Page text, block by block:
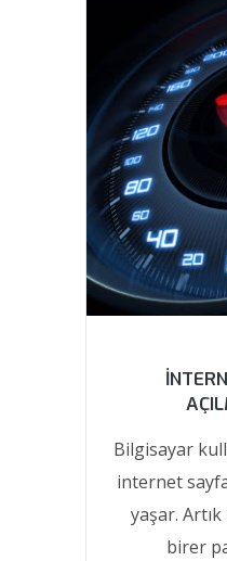
Bilgisayar
internet
yaşar.
birer